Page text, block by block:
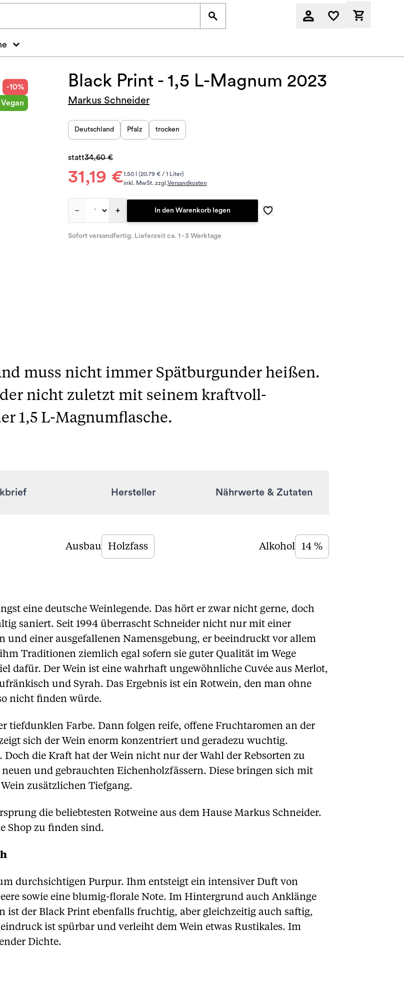
-10%
Vegan
Black Print - 1,5 L-Magnum 2023
Markus Schneider
Deutschland Pfalz trocken
31,19 €
statt34,60 €
1.50 l (20.79 € / 1 Liter)
inkl. MwSt. zzgl.Versandkosten
– + In den Warenkorb legen
Sofort versandfertig. Lieferzeit ca. 1 - 3 Werktage
muss nicht immer Spätburgunder heißen.
nicht zuletzt mit seinem kraftvoll-
1,5 L-Magnumflasche.
Hersteller Nährwerte & Zutaten
Ausbau Holzfass Alkohol 14 %
eine deutsche Weinlegende. Das hört er zwar nicht gerne, doch
saniert. Seit 1994 überrascht Schneider nicht nur mit einer
und einer ausgefallenen Namensgebung, er beeindruckt vor allem
Traditionen ziemlich egal sofern sie guter Qualität im Wege
dafür. Der Wein ist eine wahrhaft ungewöhnliche Cuvée aus Merlot,
und Syrah. Das Ergebnis ist ein Rotwein, den man ohne
nicht finden würde.
tiefdunklen Farbe. Dann folgen reife, offene Fruchtaromen an der
sich der Wein enorm konzentriert und geradezu wuchtig.
die Kraft hat der Wein nicht nur der Wahl der Rebsorten zu
und gebrauchten Eichenholzfässern. Diese bringen sich mit
zusätzlichen Tiefgang.
die beliebtesten Rotweine aus dem Hause Markus Schneider.
Shop zu finden sind.
durchsichtigen Purpur. Ihm entsteigt ein intensiver Duft von
sowie eine blumig-florale Note. Im Hintergrund auch Anklänge
ist der Black Print ebenfalls fruchtig, aber gleichzeitig auch saftig,
ist spürbar und verleiht dem Wein etwas Rustikales. Im
Dichte.